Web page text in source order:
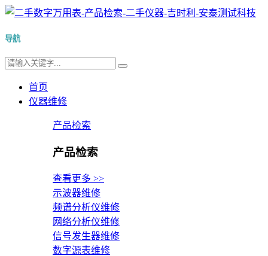
导航
首页
仪器维修
产品检索
产品检索
查看更多 >>
示波器维修
频谱分析仪维修
网络分析仪维修
信号发生器维修
数字源表维修